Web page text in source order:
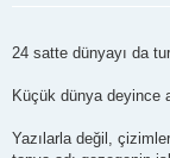
24 satte dünyayı da
Küçük dünya deyince
Yazılarla değil,